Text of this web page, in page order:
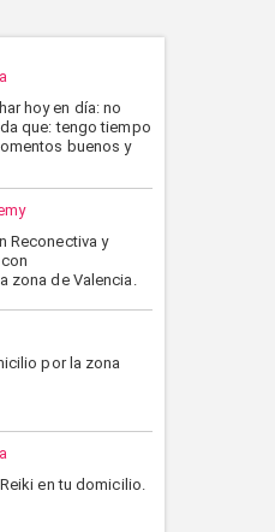
CANCELAR
hoy en día: no
que: tengo tiempo
buenos y
Reconectiva y
zona de Valencia.
por la zona
en tu domicilio.